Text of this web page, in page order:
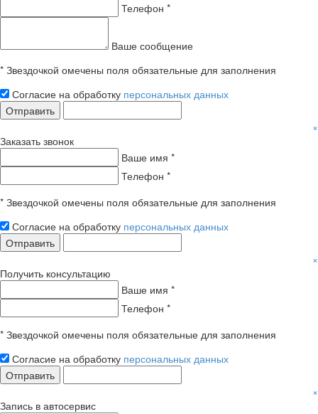
Телефон *
Ваше сообщение
* Звездочкой омечены поля обязательные для заполнения
Согласие на обработку персональных данных
Отправить
×
Заказать звонок
Ваше имя *
Телефон *
* Звездочкой омечены поля обязательные для заполнения
Согласие на обработку персональных данных
Отправить
×
Получить консультацию
Ваше имя *
Телефон *
* Звездочкой омечены поля обязательные для заполнения
Согласие на обработку персональных данных
Отправить
×
Запись в автосервис